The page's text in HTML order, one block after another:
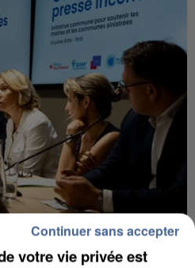
votre vie privée est
Continuer sans accepter